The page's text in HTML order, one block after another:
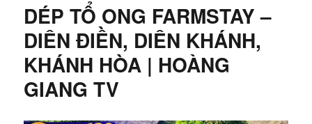
NGỌC
NHA
TRANG
GẦN
SÔNG
DÉP TỔ ONG FARMSTAY –
DIÊN ĐIỀN, DIÊN KHÁNH,
KHÁNH HÒA | HOÀNG
GIANG TV